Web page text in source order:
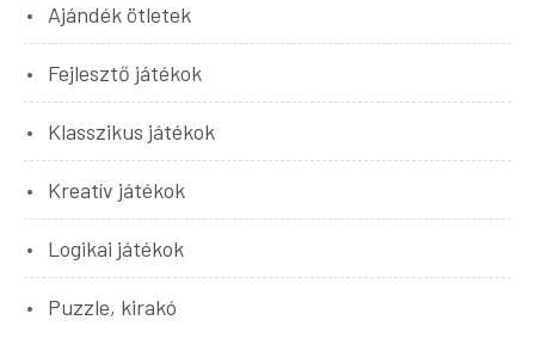
Ajándék ötletek
Fejlesztő játékok
Klasszikus játékok
Kreatív játékok
Logikai játékok
Puzzle, kirakó